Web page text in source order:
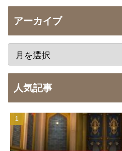
アーカイブ
人気記事